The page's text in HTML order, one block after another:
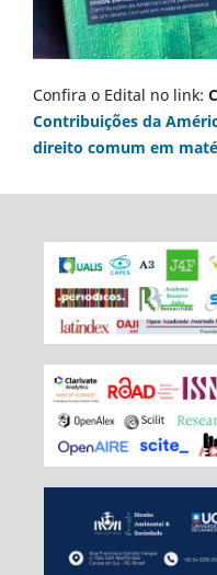
Confira o Edital no link:
Contribuições da
direito comum em